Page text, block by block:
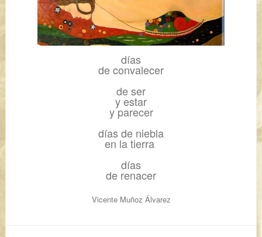
días
de convalecer
de ser
y estar
y parecer
días de niebla
en la tierra
días
de renacer
Vicente Muñoz Álvarez